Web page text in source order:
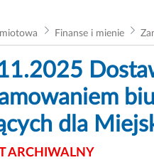
Finanse i mienie
dla
ARCHIWALNY